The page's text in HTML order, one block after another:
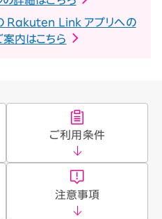
Rakuten Link アプリへの
内はこちら
ご利用条件
注意事項